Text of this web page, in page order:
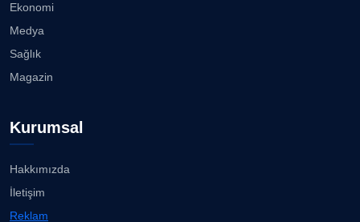
Ekonomi
Medya
Sağlık
Magazin
Kurumsal
Hakkımızda
İletişim
Reklam